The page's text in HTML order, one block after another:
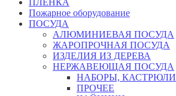
ПЛЕНКА
Пожарное оборудование
ПОСУДА
АЛЮМИНИЕВАЯ ПОСУДА
ЖАРОПРОЧНАЯ ПОСУДА
ИЗДЕЛИЯ ИЗ ДЕРЕВА
НЕРЖАВЕЮЩАЯ ПОСУДА
НАБОРЫ, КАСТРЮЛИ
ПРОЧЕЕ